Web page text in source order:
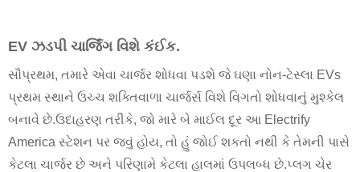
EV ઝડપી ચાર્જિંગ વિશે કંઈક.
સૌપ્રથમ, તમારે એવા ચાર્જર શોધવા પડશે જે ઘણા નોન-ટેસ્લા EVs
પ્રથમ સ્થાને ઉચ્ચ શક્તિવાળા ચાર્જર્સ વિશે વિગતો શોધવાનું મુશ્કેલ
બનાવે છે.ઉદાહરણ તરીકે, જો મારે બે માઈલ દૂર આ Electrify
America સ્ટેશન પર જવું હોય, તો હું જોઈ શકતો નથી કે તેમની પાસે
કેટલા ચાર્જર છે અને પરિણામે કેટલા હાલમાં ઉપલબ્ધ છે.પ્લગ ચેર